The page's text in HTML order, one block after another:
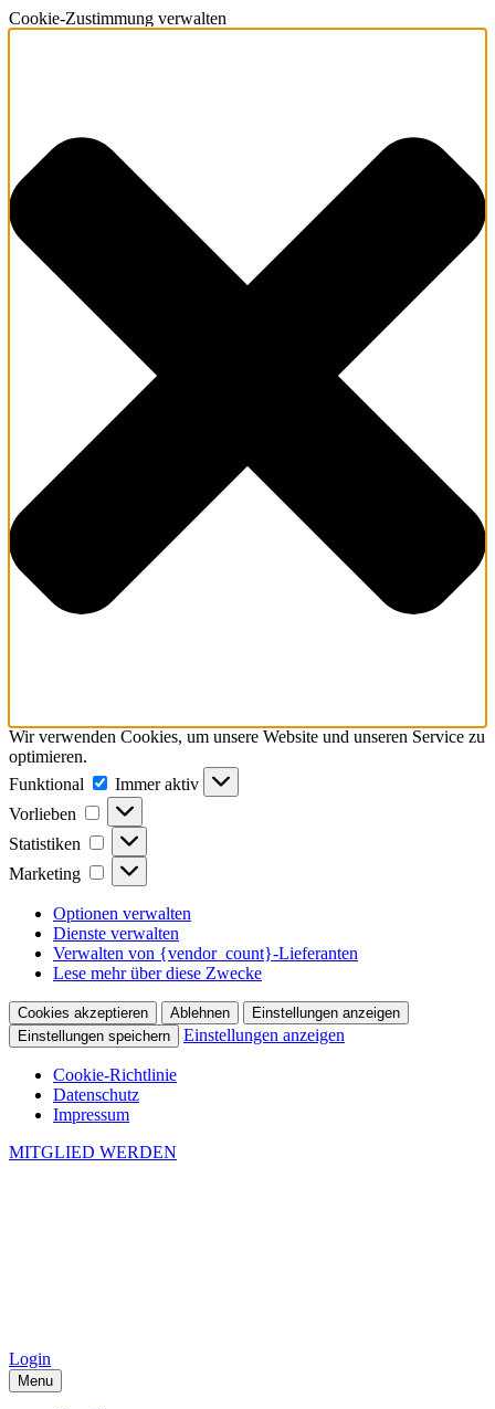
Cookie-Zustimmung verwalten
Wir verwenden Cookies, um unsere Website und unseren Service zu
optimieren.
Funktional
Funktional
Immer aktiv
Vorlieben
Vorlieben
Statistiken Statistiken
Marketing Marketing
Optionen verwalten
Dienste verwalten
Verwalten von {vendor_count}-Lieferanten
Lese mehr über diese Zwecke
Cookies akzeptieren Ablehnen
Einstellungen anzeigen
Einstellungen speichern
Einstellungen anzeigen
Cookie-Richtlinie
Datenschutz
Impressum
MITGLIED WERDEN
Login
Menu